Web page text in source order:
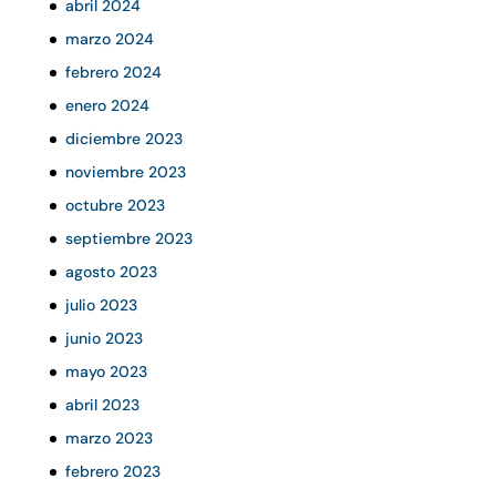
abril 2024
marzo 2024
febrero 2024
enero 2024
diciembre 2023
noviembre 2023
octubre 2023
septiembre 2023
agosto 2023
julio 2023
junio 2023
mayo 2023
abril 2023
marzo 2023
febrero 2023